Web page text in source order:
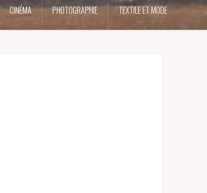
CINÉMA PHOTOGRAPHIE TEXTILE ET MODE